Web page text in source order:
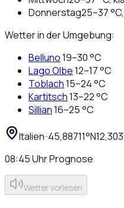
Donnerstag25–37°C,
Wetter in der Umgebung:
Belluno19–30°C
Lago Olbe12–17°C
Toblach15–24°C
Kartitsch13–22°C
Sillian16–25°C
Italien··45,88711°N
08:45UhrPrognose
Wetter vorlesen